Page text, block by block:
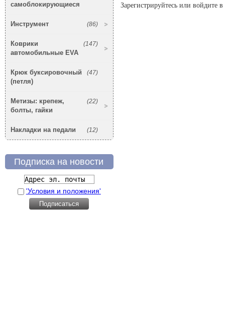
самоблокирующиеся
(86)
Инструмент
(147)
Коврики
автомобильные EVA
(47)
Крюк буксировочный
(петля)
(22)
Метизы: крепеж,
болты, гайки
(12)
Накладки на педали
Подписка на новости
'Условия и положения'
Зарегистрируйтесь или войдите